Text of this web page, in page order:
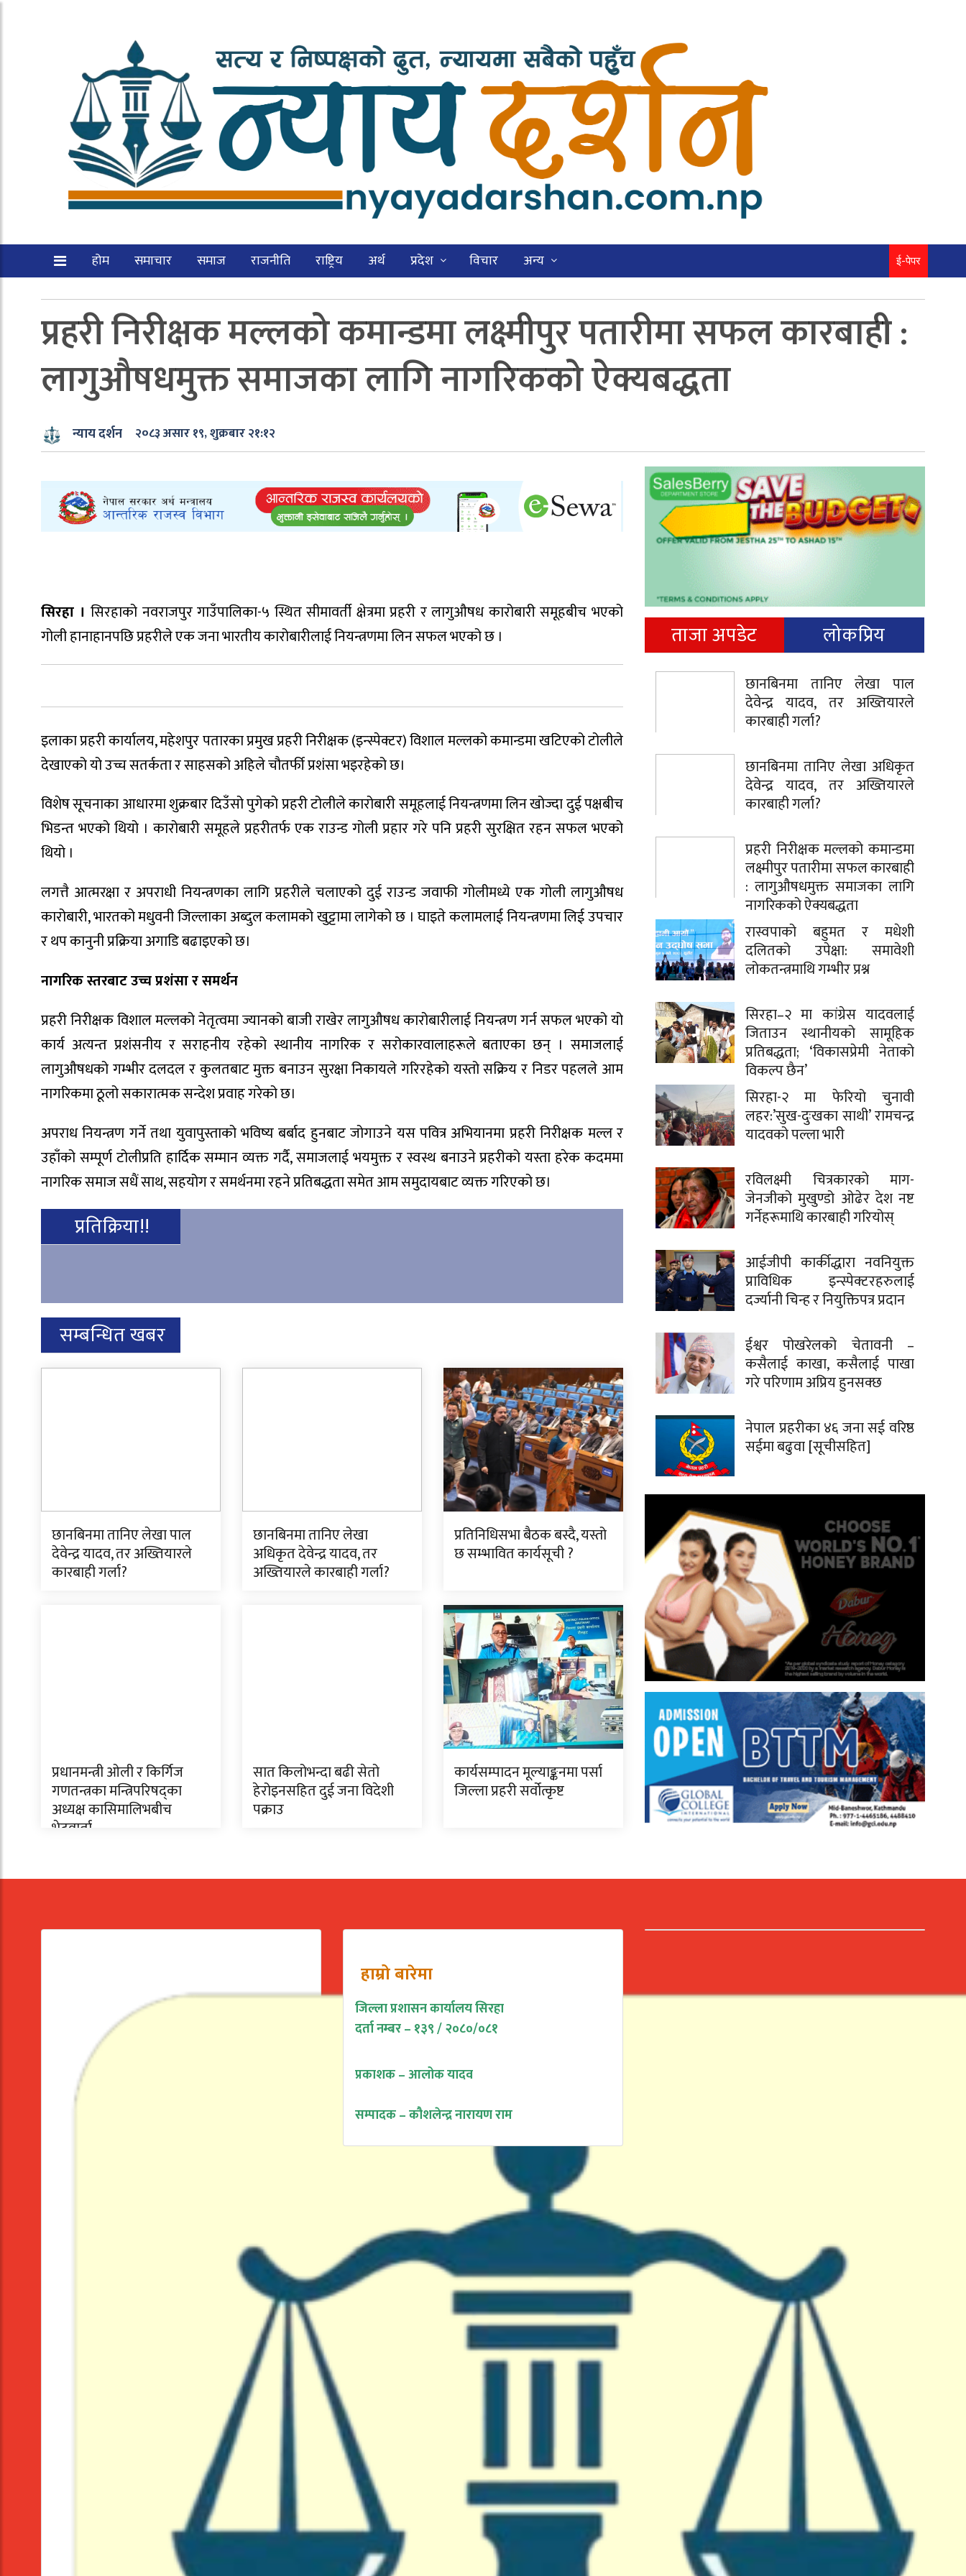
होम समाचार समाज राजनीति राष्ट्रिय अर्थ प्रदेश विचार अन्य ई-पेपर
प्रहरी निरीक्षक मल्लको कमान्डमा लक्ष्मीपुर पतारीमा सफल कारबाही :
लागुऔषधमुक्त समाजका लागि नागरिकको ऐक्यबद्धता
न्याय दर्शन २०८३ असार १९, शुक्रबार २१:१२
सिरहा ।सिरहाको नवराजपुर गाउँपालिका-५ स्थित सीमावर्ती क्षेत्रमा प्रहरी र लागुऔषध कारोबारी समूहबीच भएको
गोली हानाहानपछि प्रहरीले एक जना भारतीय कारोबारीलाई नियन्त्रणमा लिन सफल भएको छ ।
इलाका प्रहरी कार्यालय, महेशपुर पतारका प्रमुख प्रहरी निरीक्षक (इन्स्पेक्टर) विशाल मल्लको कमान्डमा खटिएको टोलीले
देखाएको यो उच्च सतर्कता र साहसको अहिले चौतर्फी प्रशंसा भइरहेको छ।
विशेष सूचनाका आधारमा शुक्रबार दिउँसो पुगेको प्रहरी टोलीले कारोबारी समूहलाई नियन्त्रणमा लिन खोज्दा दुई पक्षबीच
भिडन्त भएको थियो । कारोबारी समूहले प्रहरीतर्फ एक राउन्ड गोली प्रहार गरे पनि प्रहरी सुरक्षित रहन सफल भएको
थियो ।
लगत्तै आत्मरक्षा र अपराधी नियन्त्रणका लागि प्रहरीले चलाएको दुई राउन्ड जवाफी गोलीमध्ये एक गोली लागुऔषध
कारोबारी, भारतको मधुवनी जिल्लाका अब्दुल कलामको खुट्टामा लागेको छ । घाइते कलामलाई नियन्त्रणमा लिई उपचार
र थप कानुनी प्रक्रिया अगाडि बढाइएको छ।
नागरिक स्तरबाट उच्च प्रशंसा र समर्थन
प्रहरी निरीक्षक विशाल मल्लको नेतृत्वमा ज्यानको बाजी राखेर लागुऔषध कारोबारीलाई नियन्त्रण गर्न सफल भएको यो
कार्य अत्यन्त प्रशंसनीय र सराहनीय रहेको स्थानीय नागरिक र सरोकारवालाहरूले बताएका छन् । समाजलाई
लागुऔषधको गम्भीर दलदल र कुलतबाट मुक्त बनाउन सुरक्षा निकायले गरिरहेको यस्तो सक्रिय र निडर पहलले आम
नागरिकमा ठूलो सकारात्मक सन्देश प्रवाह गरेको छ।
अपराध नियन्त्रण गर्ने तथा युवापुस्ताको भविष्य बर्बाद हुनबाट जोगाउने यस पवित्र अभियानमा प्रहरी निरीक्षक मल्ल र
उहाँको सम्पूर्ण टोलीप्रति हार्दिक सम्मान व्यक्त गर्दै, समाजलाई भयमुक्त र स्वस्थ बनाउने प्रहरीको यस्ता हरेक कदममा
नागरिक समाज सधैं साथ, सहयोग र समर्थनमा रहने प्रतिबद्धता समेत आम समुदायबाट व्यक्त गरिएको छ।
प्रतिक्रिया!!
सम्बन्धित खबर
छानबिनमा तानिए लेखा पाल
देवेन्द्र यादव, तर अख्तियारले
कारबाही गर्ला?
छानबिनमा तानिए लेखा
अधिकृत देवेन्द्र यादव, तर
अख्तियारले कारबाही गर्ला?
प्रतिनिधिसभा बैठक बस्दै, यस्तो
छ सम्भावित कार्यसूची ?
प्रधानमन्त्री ओली र किर्गिज
गणतन्त्रका मन्त्रिपरिषद्का
अध्यक्ष कासिमालिभबीच
भेटवार्ता
सात किलोभन्दा बढी सेतो
हेरोइनसहित दुई जना विदेशी
पक्राउ
कार्यसम्पादन मूल्याङ्कनमा पर्सा
जिल्ला प्रहरी सर्वोत्कृष्ट
ताजा अपडेट लोकप्रिय
छानबिनमा तानिए लेखा पाल
देवेन्द्र यादव, तर अख्तियारले
कारबाही गर्ला?
छानबिनमा तानिए लेखा अधिकृत
देवेन्द्र यादव, तर अख्तियारले
कारबाही गर्ला?
प्रहरी निरीक्षक मल्लको कमान्डमा
लक्ष्मीपुर पतारीमा सफल कारबाही
: लागुऔषधमुक्त समाजका लागि
नागरिकको ऐक्यबद्धता
रास्वपाको बहुमत र मधेशी
दलितको उपेक्षा: समावेशी
लोकतन्त्रमाथि गम्भीर प्रश्न
सिरहा–२ मा कांग्रेस यादवलाई
जिताउन स्थानीयको सामूहिक
प्रतिबद्धता; ‘विकासप्रेमी नेताको
विकल्प छैन’
सिरहा-२ मा फेरियो चुनावी
लहर:’सुख-दुःखका साथी’ रामचन्द्र
यादवको पल्ला भारी
रविलक्ष्मी चित्रकारको माग-
जेनजीको मुखुण्डो ओढेर देश नष्ट
गर्नेहरूमाथि कारबाही गरियोस्
आईजीपी कार्कीद्धारा नवनियुक्त
प्राविधिक इन्स्पेक्टरहरुलाई
दर्ज्यानी चिन्ह र नियुक्तिपत्र प्रदान
ईश्वर पोखरेलको चेतावनी –
कसैलाई काखा, कसैलाई पाखा
गरे परिणाम अप्रिय हुनसक्छ
नेपाल प्रहरीका ४६ जना सई वरिष्ठ
सईमा बढुवा [सूचीसहित]
हाम्रो बारेमा
जिल्ला प्रशासन कार्यालय सिरहा
दर्ता नम्बर – १३९ / २०८०/०८१
प्रकाशक – आलोक यादव
सम्पादक – कौशलेन्द्र नारायण राम